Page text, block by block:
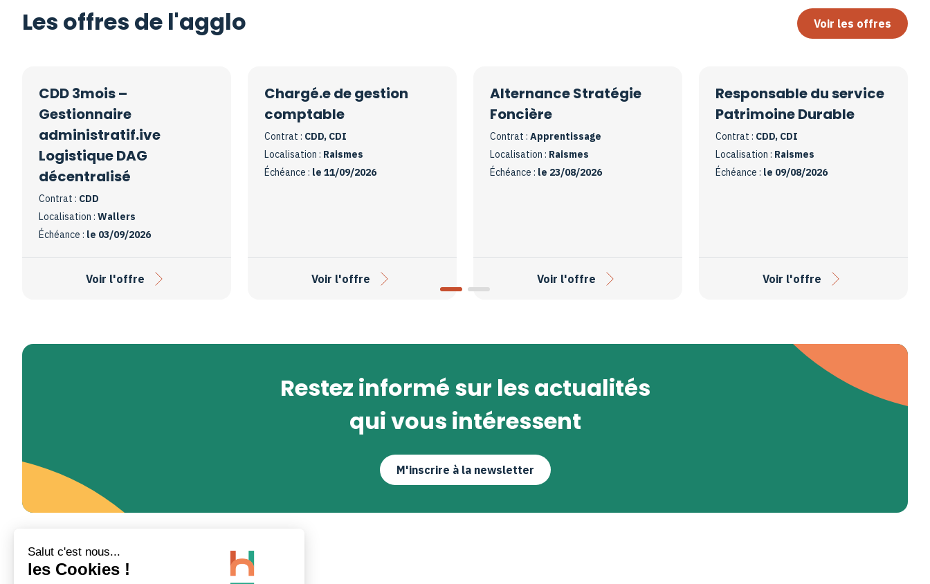
Les offres de l'agglo Voir les offres
CDD 3mois –
Gestionnaire
administratif.ive
Logistique DAG
décentralisé
Contrat : CDD
Localisation : Wallers
Échéance : le 03/09/2026
Voir l'offre
Chargé.e de gestion
comptable
Contrat : CDD, CDI
Localisation : Raismes
Échéance : le 11/09/2026
Voir l'offre
Alternance Stratégie
Foncière
Contrat : Apprentissage
Localisation : Raismes
Échéance : le 23/08/2026
Voir l'offre
Responsable du service
Patrimoine Durable
Contrat : CDD, CDI
Localisation : Raismes
Échéance : le 09/08/2026
Voir l'offre
Restez informé sur les actualités
qui vous intéressent
M'inscrire à la newsletter